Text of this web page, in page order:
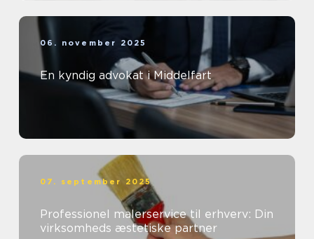
06. november 2025
En kyndig advokat i Middelfart
07. september 2025
Professionel malerservice til erhverv: Din
virksomheds æstetiske partner